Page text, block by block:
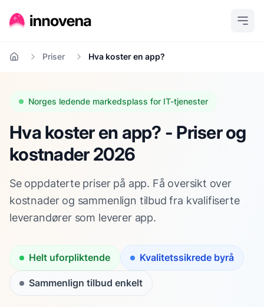
Hjem Priser Hva koster en app?
Norges ledende markedsplass for IT-tjenester
Hva koster en app? - Priser og
kostnader 2026
Se oppdaterte priser på app. Få oversikt over
kostnader og sammenlign tilbud fra kvalifiserte
leverandører som leverer app.
Helt uforpliktende Kvalitetssikrede byrå
Sammenlign tilbud enkelt